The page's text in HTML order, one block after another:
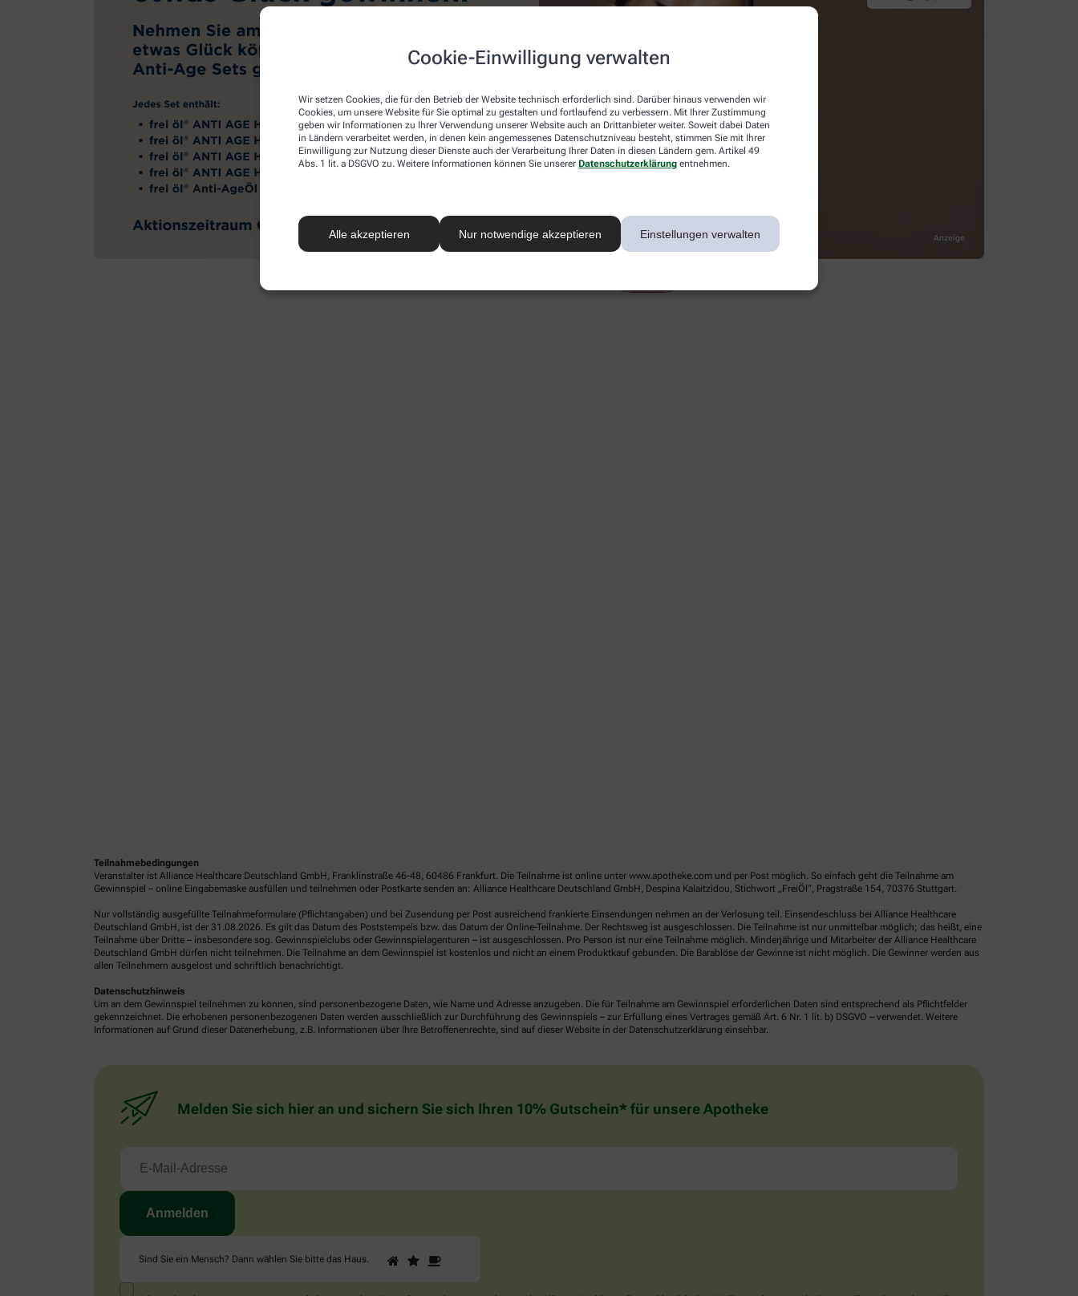
Cookie-Einwilligung verwalten
Wir setzen Cookies, die für den Betrieb der Website technisch erforderlich sind. Darüber hinaus verwenden wir
Cookies, um unsere Website für Sie optimal zu gestalten und fortlaufend zu verbessern. Mit Ihrer Zustimmung
geben wir Informationen zu Ihrer Verwendung unserer Website auch an Drittanbieter weiter. Soweit dabei Daten
in Ländern verarbeitet werden, in denen kein angemessenes Datenschutzniveau besteht, stimmen Sie mit Ihrer
Einwilligung zur Nutzung dieser Dienste auch der Verarbeitung Ihrer Daten in diesen Ländern gem. Artikel 49
Abs. 1 lit. a DSGVO zu. Weitere Informationen können Sie unserer Datenschutzerklärung entnehmen.
Alle akzeptieren Nur notwendige akzeptieren Einstellungen verwalten
Teilnahmebedingungen
Veranstalter ist Alliance Healthcare Deutschland GmbH, Franklinstraße 46-48, 60486 Frankfurt. Die Teilnahme ist online unter www.apotheke.com und per Post möglich. So einfach geht die Teilnahme am
Gewinnspiel – online Eingabemaske ausfüllen und teilnehmen oder Postkarte senden an: Alliance Healthcare Deutschland GmbH, Despina Kalaitzidou, Stichwort „FreiÖl“, Pragstraße 154, 70376 Stuttgart.
Nur vollständig ausgefüllte Teilnahmeformulare (Pflichtangaben) und bei Zusendung per Post ausreichend frankierte Einsendungen nehmen an der Verlosung teil. Einsendeschluss bei Alliance Healthcare
Deutschland GmbH, ist der 31.08.2026. Es gilt das Datum des Poststempels bzw. das Datum der Online-Teilnahme. Der Rechtsweg ist ausgeschlossen. Die Teilnahme ist nur unmittelbar möglich; das heißt, eine
Teilnahme über Dritte – insbesondere sog. Gewinnspielclubs oder Gewinnspielagenturen – ist ausgeschlossen. Pro Person ist nur eine Teilnahme möglich. Minderjährige und Mitarbeiter der Alliance Healthcare
Deutschland GmbH dürfen nicht teilnehmen. Die Teilnahme an dem Gewinnspiel ist kostenlos und nicht an einem Produktkauf gebunden. Die Barablöse der Gewinne ist nicht möglich. Die Gewinner werden aus
allen Teilnehmern ausgelost und schriftlich benachrichtigt.
Datenschutzhinweis
Um an dem Gewinnspiel teilnehmen zu können, sind personenbezogene Daten, wie Name und Adresse anzugeben. Die für Teilnahme am Gewinnspiel erforderlichen Daten sind entsprechend als Pflichtfelder
gekennzeichnet. Die erhobenen personenbezogenen Daten werden ausschließlich zur Durchführung des Gewinnspiels – zur Erfüllung eines Vertrages gemäß Art. 6 Nr. 1 lit. b) DSGVO – verwendet. Weitere
Informationen auf Grund dieser Datenerhebung, z.B. Informationen über Ihre Betroffenenrechte, sind auf dieser Website in der Datenschutzerklärung einsehbar.
Melden Sie sich hier an und sichern Sie sich Ihren 10% Gutschein* für unsere Apotheke
Sind Sie ein Mensch? Dann wählen Sie bitte das Haus
Sind
Sie
1 2